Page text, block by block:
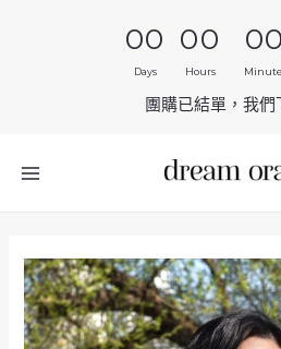
00
Days
00
Hours
00
團購已結單，我們